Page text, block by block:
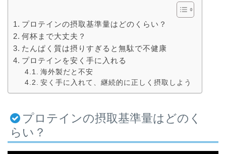
プロテインの摂取基準量はどのくらい？
何杯まで大丈夫？
たんぱく質は摂りすぎると無駄で不健康
プロテインを安く手に入れる
海外製だと不安
安く手に入れて、継続的に正しく摂取しよう
プロテインの摂取基準量はどのく
らい？